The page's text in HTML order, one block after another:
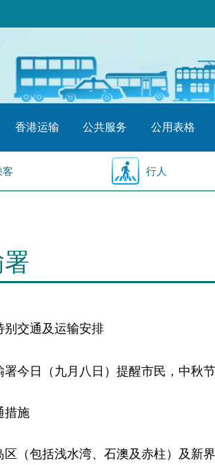
香港运输 公共服务 公用表格
客 行人
别交通及运输安排
日（九月八日）提醒市民，中秋节
措施
包括浅水湾、石澳及赤柱）及新界